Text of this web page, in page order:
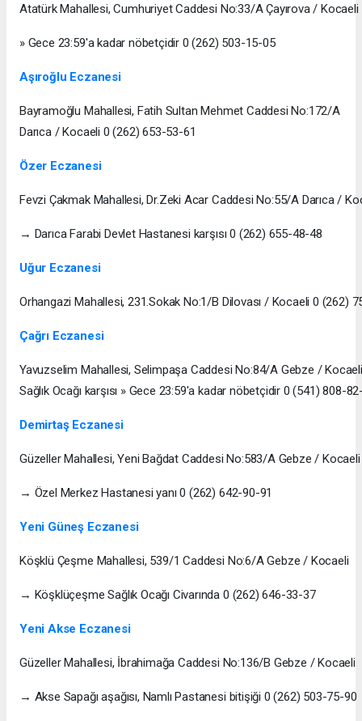
Atatürk Mahallesi, Cumhuriyet Caddesi No:33/A Çayırova / Kocaeli
» Gece 23:59'a kadar nöbetçidir 0 (262) 503-15-05
Aşıroğlu Eczanesi
Bayramoğlu Mahallesi, Fatih Sultan Mehmet Caddesi No:172/A
Darıca / Kocaeli 0 (262) 653-53-61
Özer Eczanesi
Fevzi Çakmak Mahallesi, Dr.Zeki Acar Caddesi No:55/A Darıca /
→ Darıca Farabi Devlet Hastanesi karşısı 0 (262) 655-48-48
Uğur Eczanesi
Orhangazi Mahallesi, 231.Sokak No:1/B Dilovası / Kocaeli 0 (262)
Çağrı Eczanesi
Yavuzselim Mahallesi, Selimpaşa Caddesi No:84/A Gebze /
Sağlık Ocağı karşısı » Gece 23:59'a kadar nöbetçidir 0 (541) 808-
Demirtaş Eczanesi
Güzeller Mahallesi, Yeni Bağdat Caddesi No:583/A Gebze / Kocaeli
→ Özel Merkez Hastanesi yanı 0 (262) 642-90-91
Yeni Güneş Eczanesi
Köşklü Çeşme Mahallesi, 539/1 Caddesi No:6/A Gebze / Kocaeli
→ Köşklüçeşme Sağlık Ocağı Civarında 0 (262) 646-33-37
Yeni Akse Eczanesi
Güzeller Mahallesi, İbrahimağa Caddesi No:136/B Gebze / Kocaeli
→ Akse Sapağı aşağısı, Namlı Pastanesi bitişiği 0 (262) 503-75-90